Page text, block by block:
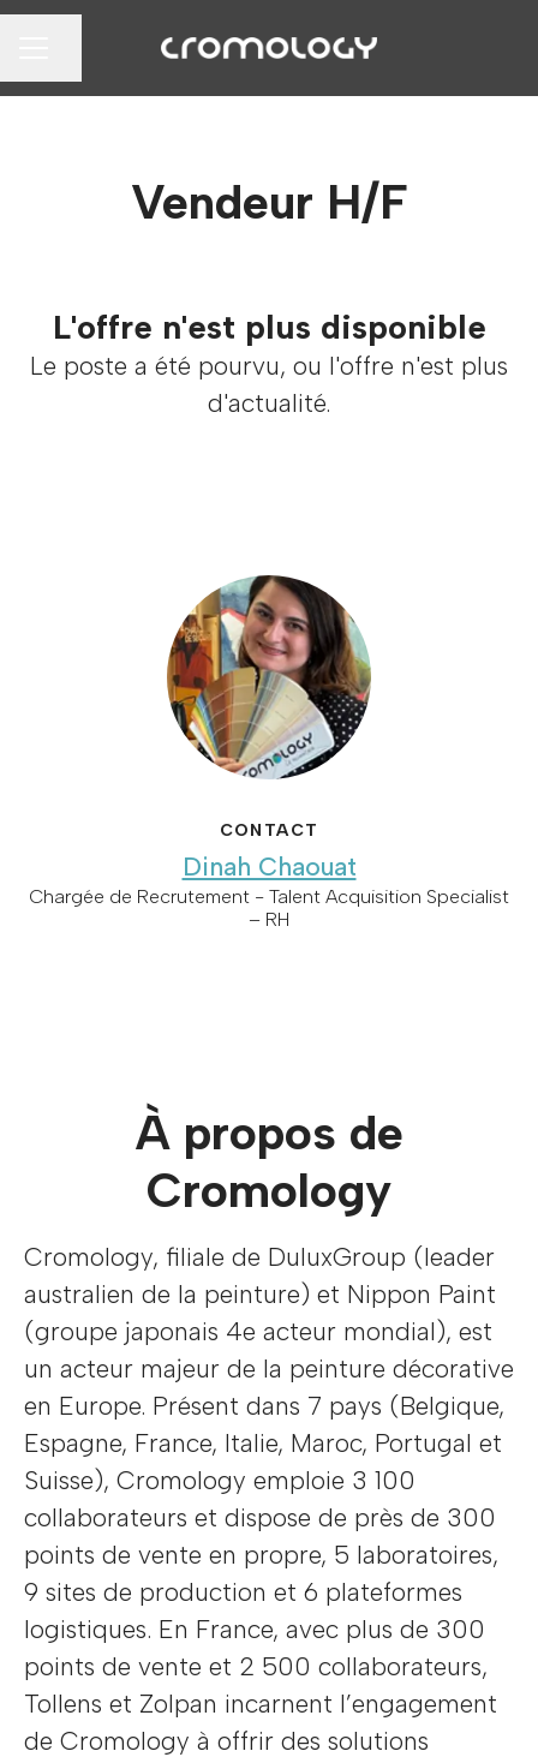
Partager la page
Vendeur H/F
L'offre n'est plus disponible
Le poste a été pourvu, ou l'offre n'est plus
d'actualité.
CONTACT
Dinah Chaouat
Chargée de Recrutement - Talent Acquisition Specialist
– RH
À propos de
Cromology
Cromology, filiale de DuluxGroup (leader
australien de la peinture) et Nippon Paint
(groupe japonais 4e acteur mondial), est
un acteur majeur de la peinture décorative
en Europe. Présent dans 7 pays (Belgique,
Espagne, France, Italie, Maroc, Portugal et
Suisse), Cromology emploie 3 100
collaborateurs et dispose de près de 300
points de vente en propre, 5 laboratoires,
9 sites de production et 6 plateformes
logistiques. En France, avec plus de 300
points de vente et 2 500 collaborateurs,
Tollens et Zolpan incarnent l’engagement
de Cromology à offrir des solutions